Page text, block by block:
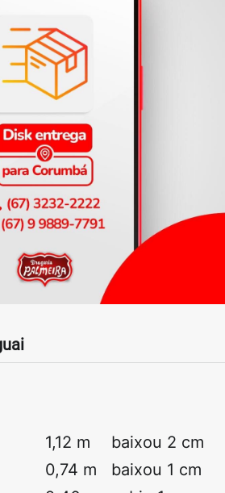
1,12 m
baixou 2 cm
0,74 m
baixou 1 cm